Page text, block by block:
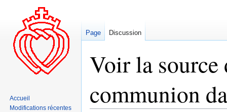
Voir la
communion
Page Discussion
Accueil
Modifications récentes